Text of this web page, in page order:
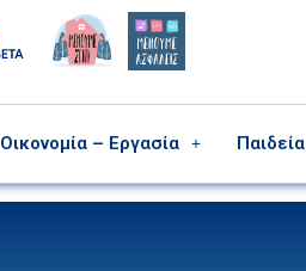
Οικονομία – Εργασία Παιδεία